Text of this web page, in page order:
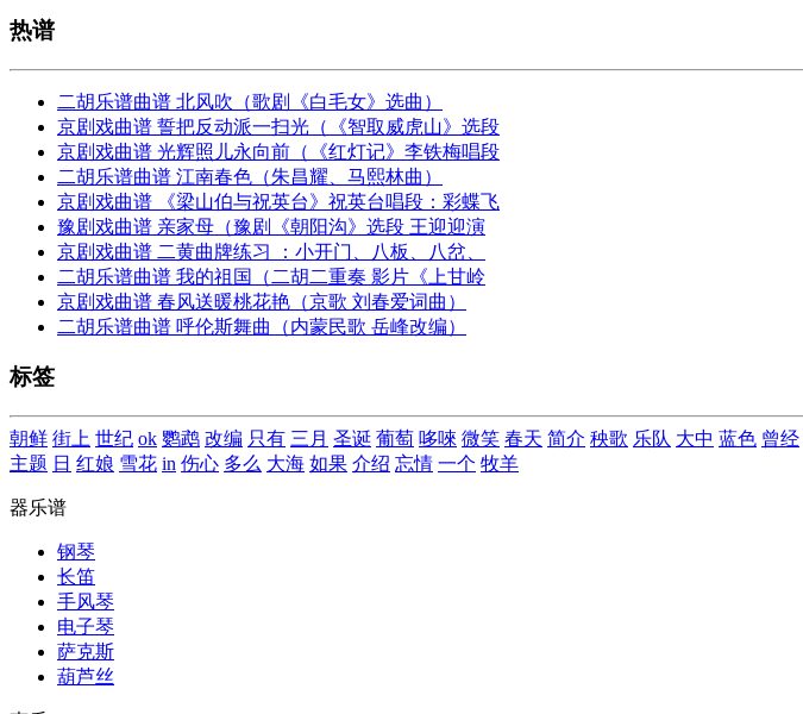
热谱
二胡乐谱曲谱 北风吹（歌剧《白毛女》选曲）
京剧戏曲谱 誓把反动派一扫光（《智取威虎山》选段
京剧戏曲谱 光辉照儿永向前（《红灯记》李铁梅唱段
二胡乐谱曲谱 江南春色（朱昌耀、马熙林曲）
京剧戏曲谱 《梁山伯与祝英台》祝英台唱段：彩蝶飞
豫剧戏曲谱 亲家母（豫剧《朝阳沟》选段 王迎迎演
京剧戏曲谱 二黄曲牌练习 ：小开门、八板、八岔、
二胡乐谱曲谱 我的祖国（二胡二重奏 影片《上甘岭
京剧戏曲谱 春风送暖桃花艳（京歌 刘春爱词曲）
二胡乐谱曲谱 呼伦斯舞曲（内蒙民歌 岳峰改编）
标签
朝鲜 街上 世纪 ok 鹦鹉 改编 只有 三月 圣诞 葡萄 哆唻 微笑 春天 简介 秧歌 乐队 大中 蓝色 曾经
主题 日 红娘 雪花 in 伤心 多么 大海 如果 介绍 忘情 一个 牧羊
器乐谱
钢琴
长笛
手风琴
电子琴
萨克斯
葫芦丝